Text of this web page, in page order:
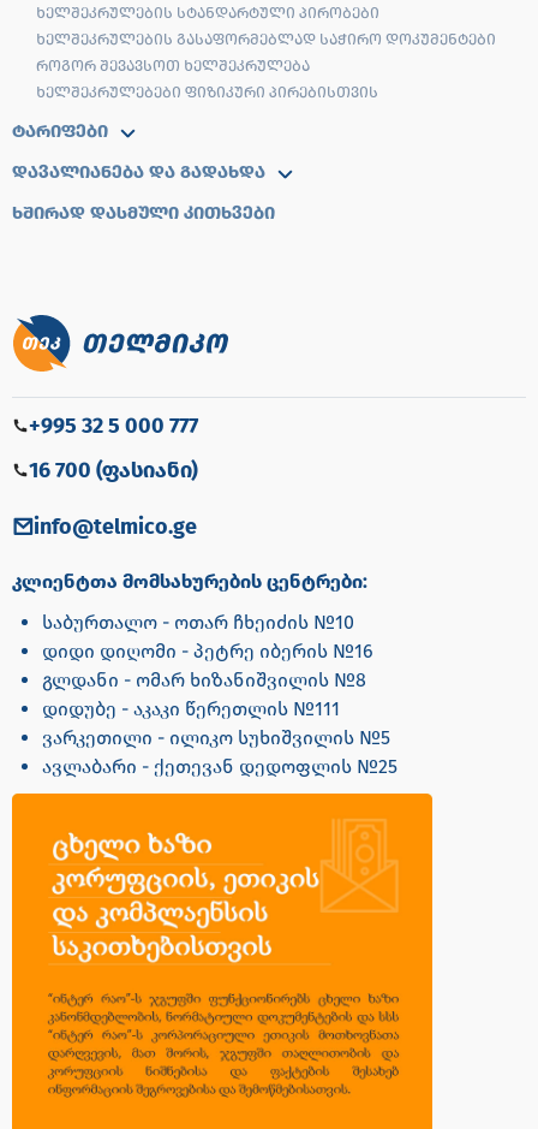
ᲮᲔᲚᲨᲔᲙᲠᲣᲚᲔᲑᲘᲡ ᲡᲢᲐᲜᲓᲐᲠᲢᲣᲚᲘ ᲞᲘᲠᲝᲑᲔᲑᲘ
ᲮᲔᲚᲨᲔᲙᲠᲣᲚᲔᲑᲘᲡ ᲒᲐᲡᲐᲤᲝᲠᲛᲔᲑᲚᲐᲓ ᲡᲐᲭᲘᲠᲝ ᲓᲝᲙᲣᲛᲔᲜᲢᲔᲑᲘ
ᲠᲝᲒᲝᲠ ᲨᲔᲕᲐᲕᲡᲝᲗ ᲮᲔᲚᲨᲔᲙᲠᲣᲚᲔᲑᲐ
ᲮᲔᲚᲨᲔᲙᲠᲣᲚᲔᲑᲔᲑᲘ ᲤᲘᲖᲘᲙᲣᲠᲘ ᲞᲘᲠᲔᲑᲘᲡᲗᲕᲘᲡ
ᲢᲐᲠᲘᲤᲔᲑᲘ
ᲓᲐᲕᲐᲚᲘᲐᲜᲔᲑᲐ ᲓᲐ ᲒᲐᲓᲐᲮᲓᲐ
ᲮᲨᲘᲠᲐᲓ ᲓᲐᲡᲛᲣᲚᲘ ᲙᲘᲗᲮᲕᲔᲑᲘ
+995 32 5 000 777
16 700 (ფასიანი)
info@telmico.ge
კლიენტთა მომსახურების ცენტრები:
საბურთალო - ოთარ ჩხეიძის №10
დიდი დიღომი - პეტრე იბერის №16
გლდანი - ომარ ხიზანიშვილის №8
დიდუბე - აკაკი წერეთლის №111
ვარკეთილი - ილიკო სუხიშვილის №5
ავლაბარი - ქეთევან დედოფლის №25